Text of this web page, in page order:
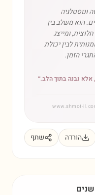
הוא משלב בין
ומייצג
לבין יכולת
הזמן.
אלא נבנה בתוך הלב.״
הורדה שתף